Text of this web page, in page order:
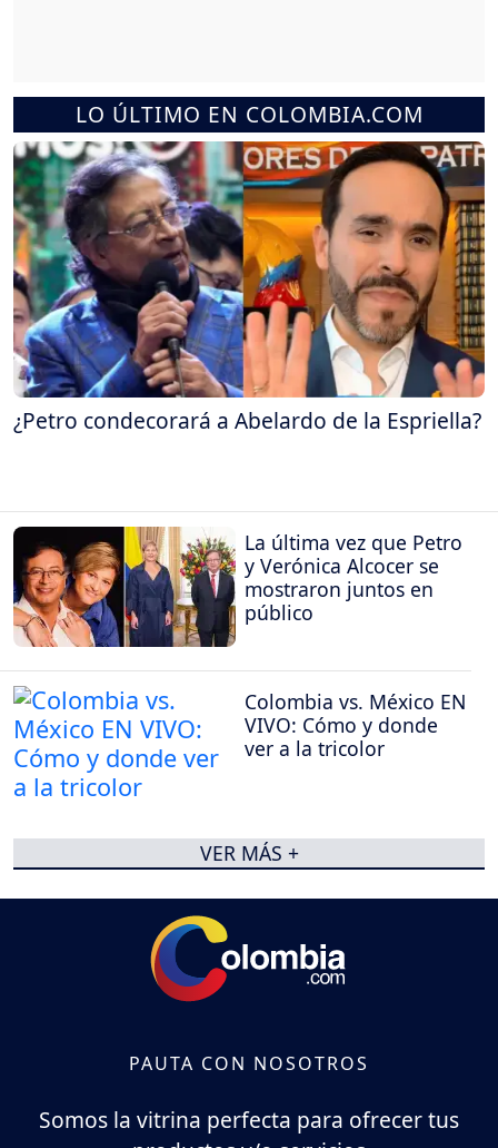
LO ÚLTIMO EN COLOMBIA.COM
¿Petro condecorará a Abelardo de la Espriella?
La última vez que Petro
y Verónica Alcocer se
mostraron juntos en
público
Colombia vs. México EN
VIVO: Cómo y donde
ver a la tricolor
VER MÁS +
PAUTA CON NOSOTROS
Somos la vitrina perfecta para ofrecer tus